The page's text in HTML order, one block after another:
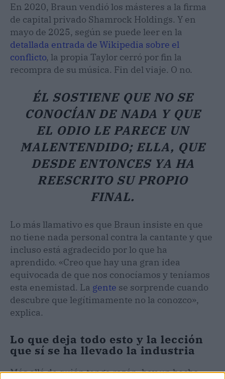
En 2020, Braun vendió los másteres a la firma
de capital privado Shamrock Holdings. Y en
mayo de 2025, según se puede leer en la
detallada entrada de Wikipedia sobre el
conflicto, la propia Taylor cerró por fin la
recompra de su música. Fin del viaje. O no.
ÉL SOSTIENE QUE NO SE
CONOCÍAN DE NADA Y QUE
EL ODIO LE PARECE UN
MALENTENDIDO; ELLA, QUE
DESDE ENTONCES YA HA
REESCRITO SU PROPIO
FINAL.
Lo más llamativo es que Braun insiste en que
no tiene nada personal contra la cantante y que
incluso está agradecido por lo que ha
aprendido. «Creo que hay una gran idea
equivocada de que nos conocíamos y teníamos
esta enemistad. La gente se sorprende cuando
descubre que legítimamente no la conozco»,
explica.
Lo que deja todo esto y la lección
que sí se ha llevado la industria
Más allá de quién tenga razón, hay un hecho